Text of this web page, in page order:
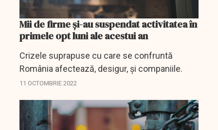
Mii de firme şi-au suspendat activitatea în
primele opt luni ale acestui an
Crizele suprapuse cu care se confruntă
România afectează, desigur, şi companiile.
11 OCTOMBRIE 2022